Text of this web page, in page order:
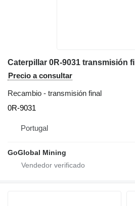
Precio a consultar
Recambio - transmisión final
0R-9031
Portugal
GoGlobal Mining